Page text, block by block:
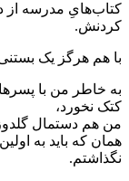
کتاب‌هایِ مدرسه از
کردنش.
با هم هرگز یک
به خاطر من با
کتک نخورد،
من هم دستمال
همان که باید به
نگذاشتم.